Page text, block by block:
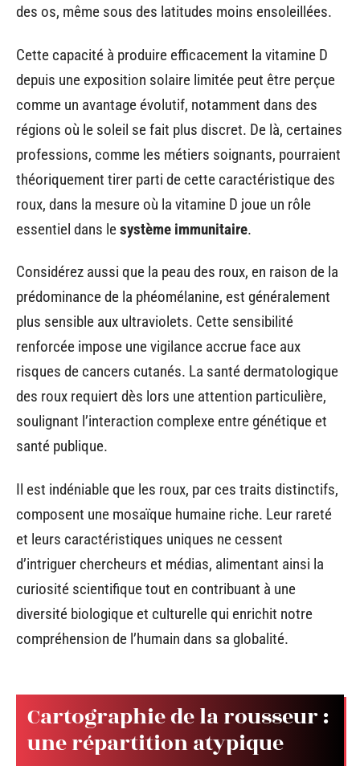
des os, même sous des latitudes moins ensoleillées.
Cette capacité à produire efficacement la vitamine D
depuis une exposition solaire limitée peut être perçue
comme un avantage évolutif, notamment dans des
régions où le soleil se fait plus discret. De là, certaines
professions, comme les métiers soignants, pourraient
théoriquement tirer parti de cette caractéristique des
roux, dans la mesure où la vitamine D joue un rôle
essentiel dans lesystème immunitaire.
Considérez aussi que la peau des roux, en raison de la
prédominance de la phéomélanine, est généralement
plus sensible aux ultraviolets. Cette sensibilité
renforcée impose une vigilance accrue face aux
risques de cancers cutanés. La santé dermatologique
des roux requiert dès lors une attention particulière,
soulignant l’interaction complexe entre génétique et
santé publique.
Il est indéniable que les roux, par ces traits distinctifs,
composent une mosaïque humaine riche. Leur rareté
et leurs caractéristiques uniques ne cessent
d’intriguer chercheurs et médias, alimentant ainsi la
curiosité scientifique tout en contribuant à une
diversité biologique et culturelle qui enrichit notre
compréhension de l’humain dans sa globalité.
Cartographie de la rousseur :
une répartition atypique